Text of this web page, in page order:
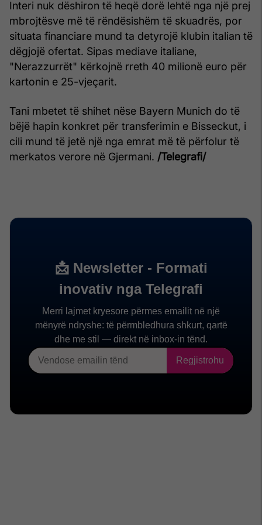
Interi nuk dëshiron të heqë dorë lehtë nga një prej
mbrojtësve më të rëndësishëm të skuadrës, por
situata financiare mund ta detyrojë klubin italian të
dëgjojë ofertat. Sipas mediave italiane,
"Nerazzurrët" kërkojnë rreth 40 milionë euro për
kartonin e 25-vjeçarit.
Tani mbetet të shihet nëse Bayern Munich do të
bëjë hapin konkret për transferimin e Bisseckut, i
cili mund të jetë një nga emrat më të përfolur të
merkatos verore në Gjermani. /Telegrafi/